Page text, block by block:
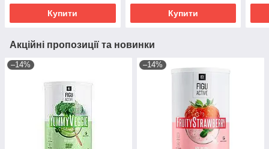
Купити Купити
Акційні пропозиції та новинки
–14% –14%